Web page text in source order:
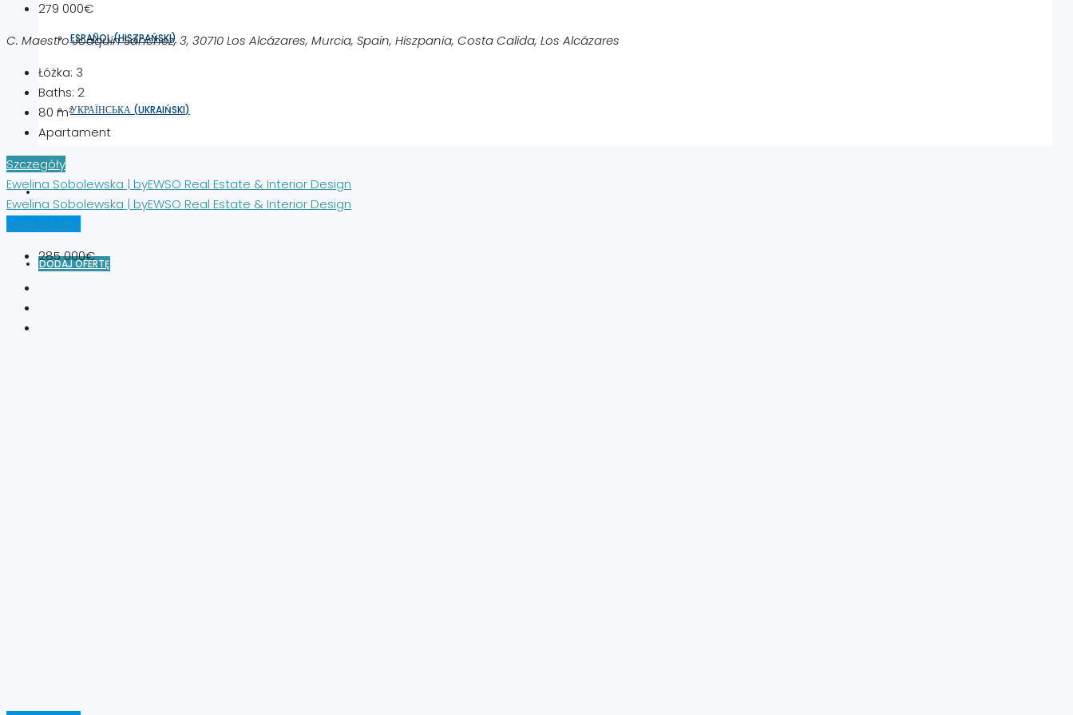
ESPAÑOL(HISZPAŃSKI)
УКРАЇНСЬКА (UKRAIŃSKI)
DODAJ OFERTĘ
279 000€
C. Maestro Joaquín Sánchez, 3, 30710 Los Alcázares, Murcia, Spain, Hiszpania, Costa Calida, Los Alcázares
Łóżka: 3
Baths: 2
80 m²
Apartament
Szczegóły
Ewelina Sobolewska | byEWSO Real Estate & Interior Design
Ewelina Sobolewska | byEWSO Real Estate & Interior Design
rynek wtórny
285 000€